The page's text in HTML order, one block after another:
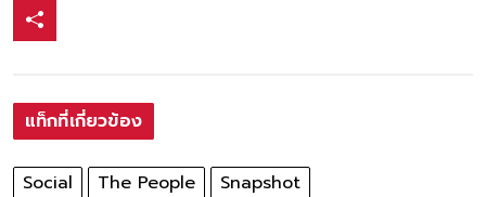
แท็กที่เกี่ยวข้อง
Social The People
Snapshot